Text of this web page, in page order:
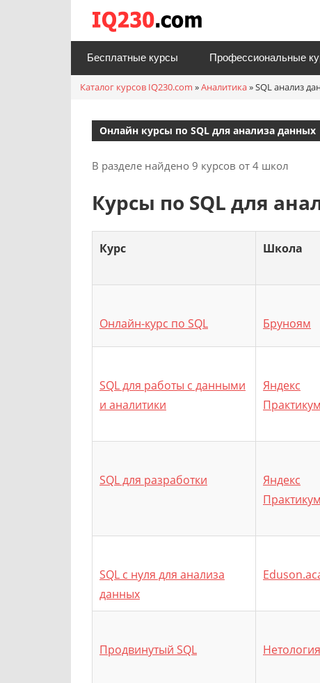
Перейти
содержимому
онлайн
курсов
Бесплатные курсы Профессиональные
Каталог курсов IQ230.com »Аналитика»SQL анализ
Онлайн курсы по SQL для анализа данных
В разделе найдено 9 курсов от 4 школ
Курсы по SQL для
Курс Школа
Онлайн-курс по SQL Бруноям
SQL для работы с данными
и аналитики
Яндекс
Практикум
SQL для разработки
Яндекс
Практикум
SQL с нуля для анализа
данных
Продвинутый SQL Нетология